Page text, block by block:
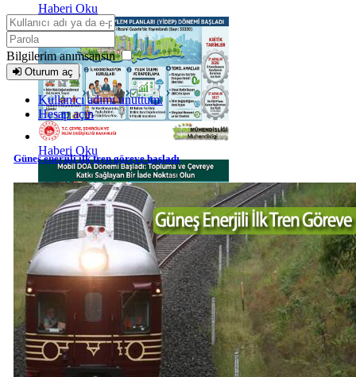
Haberi Oku
Haberi Oku
Haberi Oku
Bilgilerim anımsansın
Oturum aç
Kullanıcı adımı unuttum.
Hesap açın
Güneş enerjili ilk tren göreve başladı